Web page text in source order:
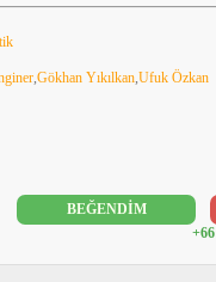
Gökhan Yıkılkan Ufuk Özkan
BEĞENDİM
+66